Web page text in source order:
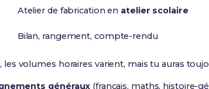
Atelier de fabrication en atelier scolaire
Bilan, rangement, compte-rendu
les volumes horaires varient, mais tu auras
généraux (français, maths, histoire-